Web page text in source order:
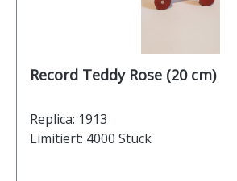
Record Teddy Rose (20 cm)
Replica: 1913
Limitiert: 4000 Stück